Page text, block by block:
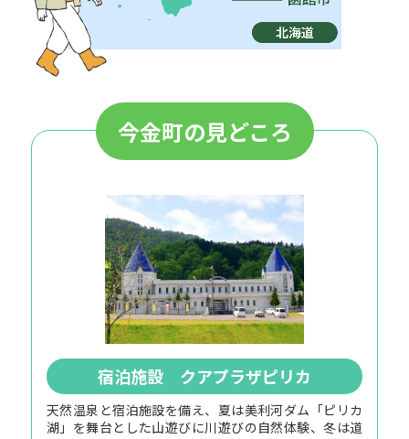
今金町の見どころ
宿泊施設 クアプラザピリカ
天然温泉と宿泊施設を備え、夏は美利河ダム「ピリカ
湖」を舞台とした山遊びに川遊びの自然体験、冬は道